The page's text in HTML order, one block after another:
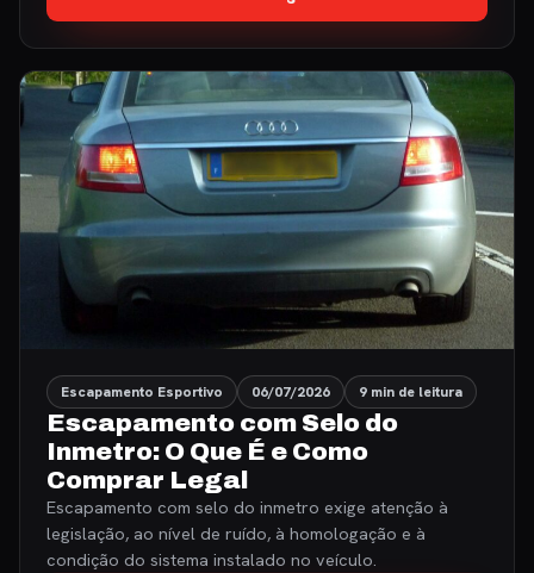
Escapamento Esportivo 06/07/2026 9 min de leitura
Escapamento com Selo do
Inmetro: O Que É e Como
Comprar Legal
Escapamento com selo do inmetro exige atenção à
legislação, ao nível de ruído, à homologação e à
condição do sistema instalado no veículo.